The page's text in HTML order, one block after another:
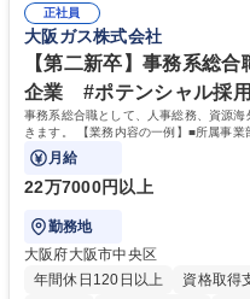
道路施設や道路工事現場の見学
へ配属。※業務内容変更の範囲：会社の定める
ープ】総合職（事務）◇残業月
部門など多岐に渡る業務を経験で
事業の他、新宿駅西口広場内に設
イン」の管理運営を行うなど、
います。 学歴・資格 学歴：大学院 大学 高専 短大 専修学校 高校 語学力：
資格：
正社員
大阪ガス株式会社
【第二新卒】事務系総
企業 #ポテンシャル採
事務系総合職として、人事総務、資源
きます。 【業務内容の一例】■所属事
門の企画スタッフ、ルート営業
月給
22万7000円以上
勤務地
大阪府大阪市中央区
年間休日120日以上
資格取得